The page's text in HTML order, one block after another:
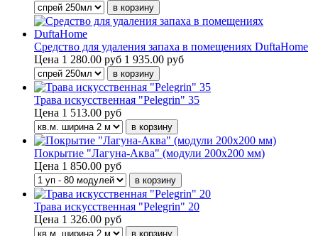
Средство для удаления запаха в помещениях DuftaHome
Цена 1 280.00 руб 1 935.00 руб
Трава искусственная "Pelegrin" 35
Цена 1 513.00 руб
Покрытие "Лагуна-Аква" (модули 200х200 мм)
Цена 1 850.00 руб
Трава искусственная "Pelegrin" 20
Цена 1 326.00 руб